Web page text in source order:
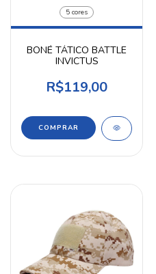
5 cores
BONÉ TÁTICO BATTLE
INVICTUS
R$119,00
COMPRAR